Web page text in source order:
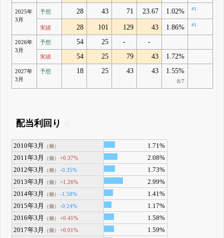
2025年
3月
予想 28 43 71 23.67 1.02% #1
実績 28 101 129 43 1.86% #1
2026年
3月
予想 54 25 - -
実績 54 25 79 43 1.72%
2027年
3月
予想 18 25 43 43 1.55%
8/7
配当利回り
2010年3月 （個）
1.71%
2011年3月
（個） +0.37%
2.08%
2012年3月
（個） -0.35%
1.73%
2013年3月
（個） +1.26%
2.99%
2014年3月
（個） -1.58%
1.41%
2015年3月
（個） -0.24%
1.17%
2016年3月
（個） +0.41%
1.58%
2017年3月
（個） +0.01%
1.59%